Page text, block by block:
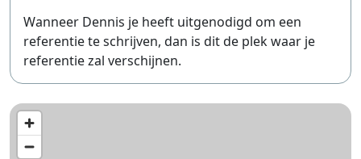
Wanneer Dennis je heeft uitgenodigd om een
referentie te schrijven, dan is dit de plek waar je
referentie zal verschijnen.